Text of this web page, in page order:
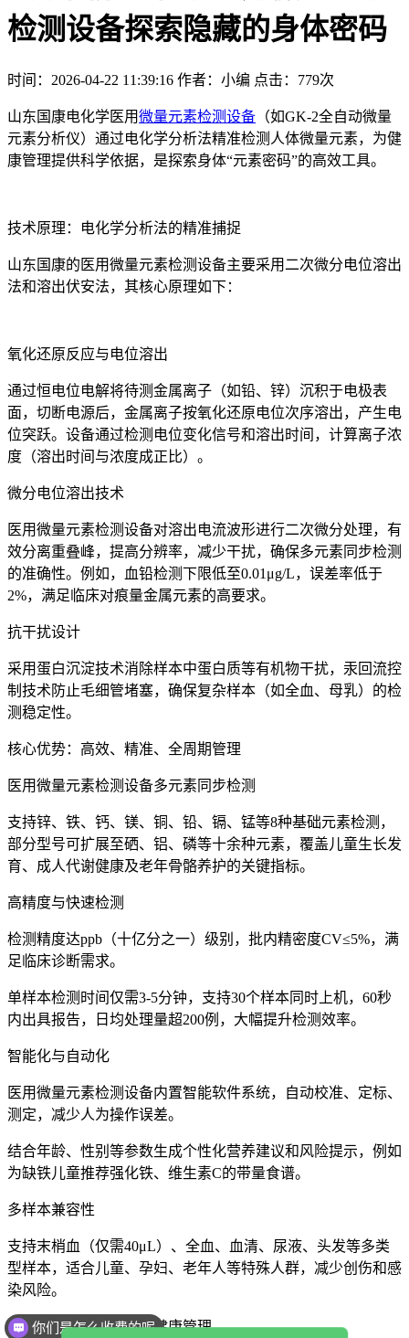
检测设备探索隐藏的身体密码
时间：2026-04-22 11:39:16 作者：小编 点击： 779次
山东国康电化学医用微量元素检测设备 （如GK-2全自动微量
元素分析仪）通过电化学分析法精准检测人体微量元素，为健
康管理提供科学依据，是探索身体“元素密码”的高效工具。
技术原理：电化学分析法的精准捕捉
山东国康的医用微量元素检测设备主要采用二次微分电位溶出
法和溶出伏安法，其核心原理如下：
氧化还原反应与电位溶出
通过恒电位电解将待测金属离子（如铅、锌）沉积于电极表
面，切断电源后，金属离子按氧化还原电位次序溶出，产生电
位突跃。设备通过检测电位变化信号和溶出时间，计算离子浓
度（溶出时间与浓度成正比）。
微分电位溶出技术
医用微量元素检测设备对溶出电流波形进行二次微分处理，有
效分离重叠峰，提高分辨率，减少干扰，确保多元素同步检测
的准确性。例如，血铅检测下限低至0.01μg/L，误差率低于
2%，满足临床对痕量金属元素的高要求。
抗干扰设计
采用蛋白沉淀技术消除样本中蛋白质等有机物干扰，汞回流控
制技术防止毛细管堵塞，确保复杂样本（如全血、母乳）的检
测稳定性。
核心优势：高效、精准、全周期管理
医用微量元素检测设备多元素同步检测
支持锌、铁、钙、镁、铜、铅、镉、锰等8种基础元素检测，
部分型号可扩展至硒、铝、磷等十余种元素，覆盖儿童生长发
育、成人代谢健康及老年骨骼养护的关键指标。
高精度与快速检测
检测精度达ppb（十亿分之一）级别，批内精密度CV≤5%，满
足临床诊断需求。
单样本检测时间仅需3-5分钟，支持30个样本同时上机，60秒
内出具报告，日均处理量超200例，大幅提升检测效率。
智能化与自动化
医用微量元素检测设备内置智能软件系统，自动校准、定标、
测定，减少人为操作误差。
结合年龄、性别等参数生成个性化营养建议和风险提示，例如
为缺铁儿童推荐强化铁、维生素C的带量食谱。
多样本兼容性
支持末梢血（仅需40μL）、全血、血清、尿液、头发等多类
型样本，适合儿童、孕妇、老年人等特殊人群，减少创伤和感
染风险。
应用场景：全生命周期健康管理
你们是怎么收费的呢